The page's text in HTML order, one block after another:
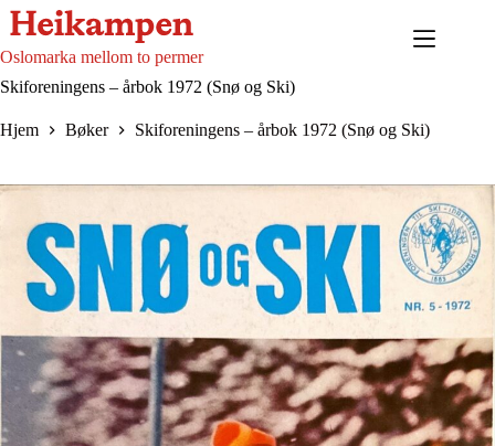
Hopp
til
innholdet
Oslomarka mellom to permer
Skiforeningens – årbok 1972 (Snø og Ski)
Hjem Bøker Skiforeningens – årbok 1972 (Snø og Ski)